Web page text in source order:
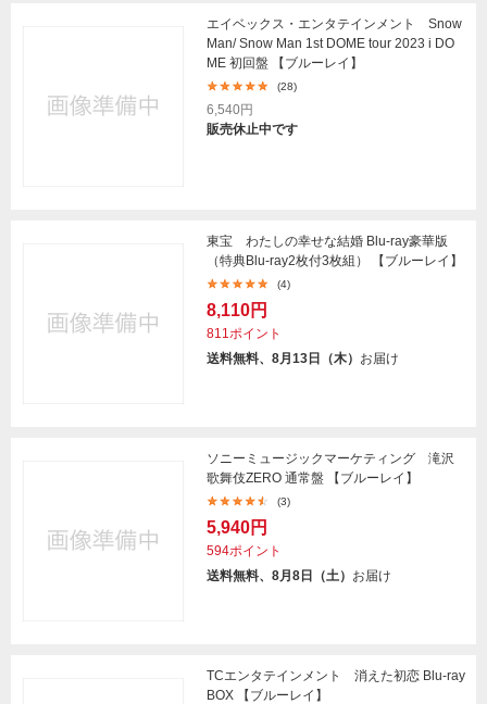
エイベックス・エンタテインメント Snow
Man/ Snow Man 1st DOME tour 2023 i DO
ME 初回盤 【ブルーレイ】
(28)
6,540円
販売休止中です
東宝 わたしの幸せな結婚 Blu-ray豪華版
（特典Blu-ray2枚付3枚組） 【ブルーレイ】
(4)
8,110円
811ポイント
送料無料、8月13日（木） お届け
ソニーミュージックマーケティング 滝沢
歌舞伎ZERO 通常盤 【ブルーレイ】
(3)
5,940円
594ポイント
送料無料、8月8日（土） お届け
TCエンタテインメント 消えた初恋 Blu-ray
BOX 【ブルーレイ】